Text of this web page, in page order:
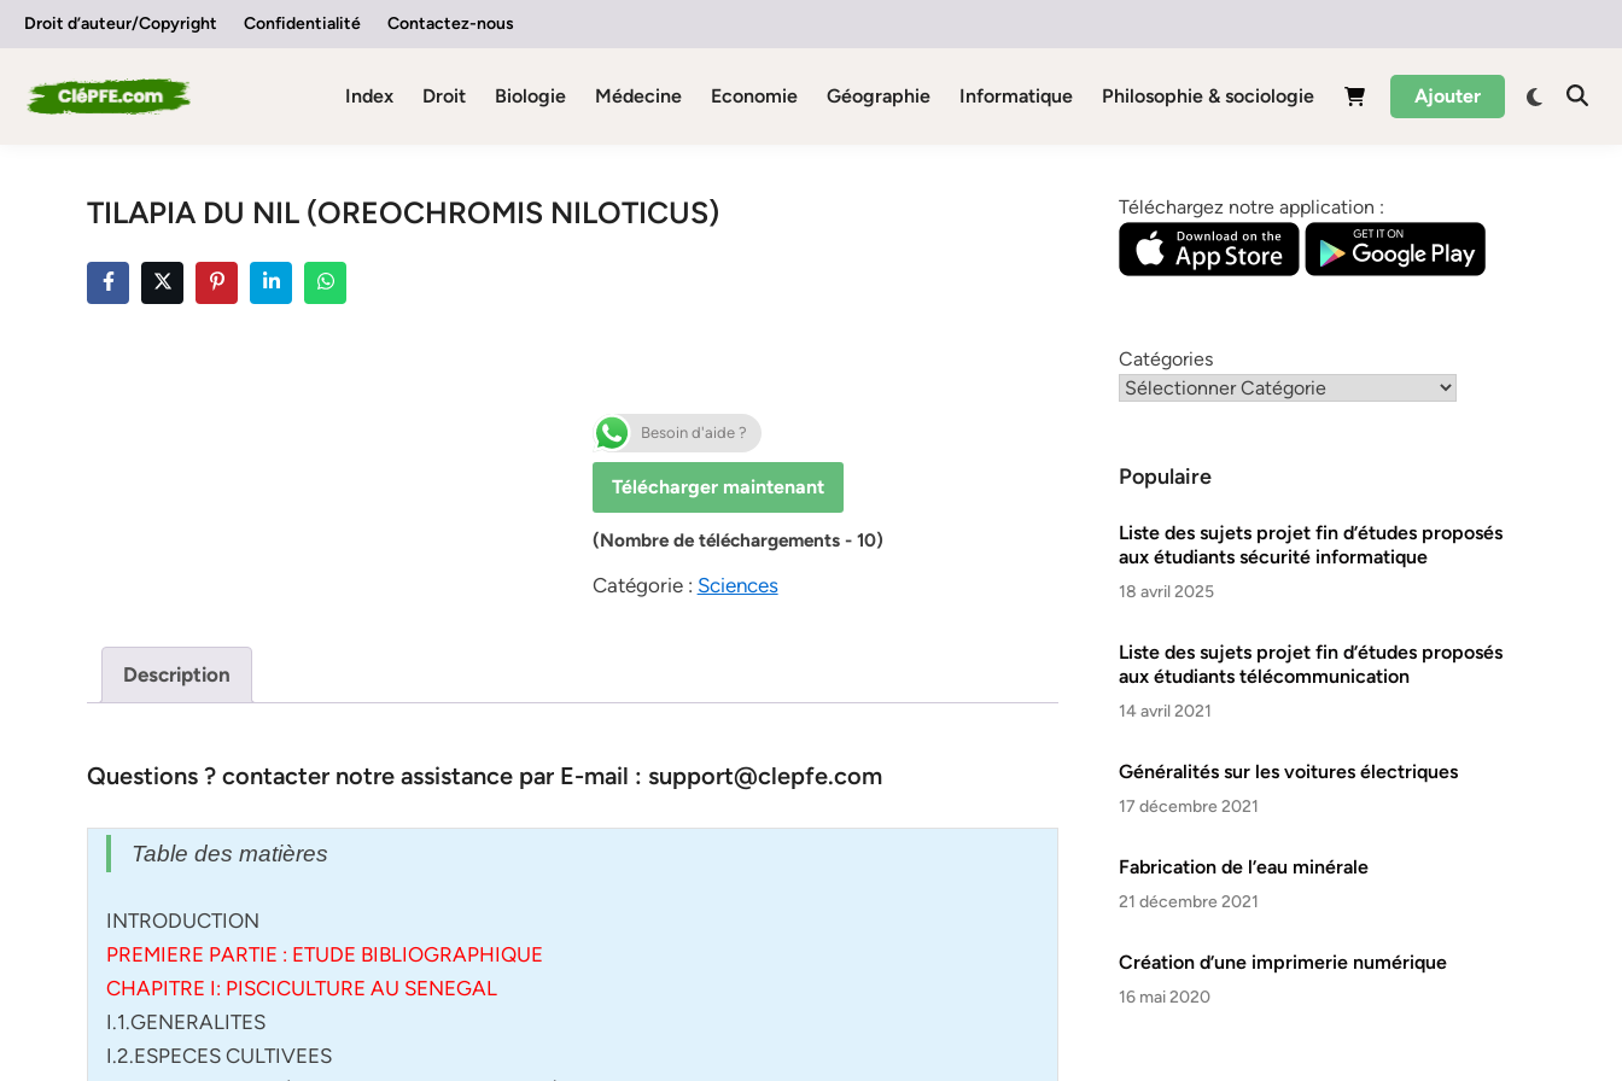
SkipDroit d’auteur/Copyright Confidentialité Contactez-nous
Index Droit Biologie Médecine Economie Géographie Informatique Philosophie & sociologie Ajouter
TILAPIA DU NIL (OREOCHROMIS NILOTICUS)
Besoin d'aide ?
Télécharger maintenant
(Nombre de téléchargements - 10)
Catégorie : Sciences
Description
Questions ? contacter notre assistance par E-mail : support@clepfe.com
Table des matières
INTRODUCTION
PREMIERE PARTIE : ETUDE BIBLIOGRAPHIQUE
CHAPITRE I: PISCICULTURE AU SENEGAL
I.1.GENERALITES
I.2.ESPECES CULTIVEES
Téléchargez notre application :
Catégories
Populaire
Liste des sujets projet fin d’études proposés
aux étudiants sécurité informatique
18 avril 2025
Liste des sujets projet fin d’études proposés
aux étudiants télécommunication
14 avril 2021
Généralités sur les voitures électriques
17 décembre 2021
Fabrication de l’eau minérale
21 décembre 2021
Création d’une imprimerie numérique
16 mai 2020